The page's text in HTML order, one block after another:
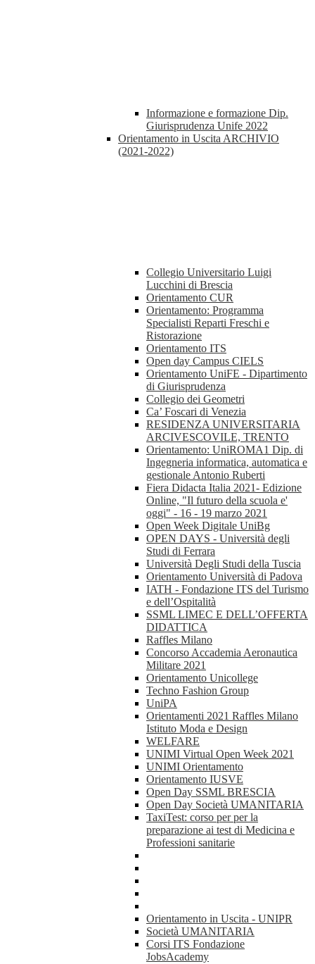
Informazione e formazione Dip.
Giurisprudenza Unife 2022
Orientamento in Uscita ARCHIVIO
(2021-2022)
Collegio Universitario Luigi
Lucchini di Brescia
Orientamento CUR
Orientamento: Programma
Specialisti Reparti Freschi e
Ristorazione
Orientamento ITS
Open day Campus CIELS
Orientamento UniFE - Dipartimento
di Giurisprudenza
Collegio dei Geometri
Ca’ Foscari di Venezia
RESIDENZA UNIVERSITARIA
ARCIVESCOVILE, TRENTO
Orientamento: UniROMA1 Dip. di
Ingegneria informatica, automatica e
gestionale Antonio Ruberti
Fiera Didacta Italia 2021- Edizione
Online, "Il futuro della scuola e'
oggi" - 16 - 19 marzo 2021
Open Week Digitale UniBg
OPEN DAYS - Università degli
Studi di Ferrara
Università Degli Studi della Tuscia
Orientamento Università di Padova
IATH - Fondazione ITS del Turismo
e dell’Ospitalità
SSML LIMEC E DELL’OFFERTA
DIDATTICA
Raffles Milano
Concorso Accademia Aeronautica
Militare 2021
Orientamento Unicollege
Techno Fashion Group
UniPA
Orientamenti 2021 Raffles Milano
Istituto Moda e Design
WELFARE
UNIMI Virtual Open Week 2021
UNIMI Orientamento
Orientamento IUSVE
Open Day SSML BRESCIA
Open Day Società UMANITARIA
TaxiTest: corso per per la
preparazione ai test di Medicina e
Professioni sanitarie
Orientamento in Uscita - UNIPR
Società UMANITARIA
Corsi ITS Fondazione
JobsAcademy